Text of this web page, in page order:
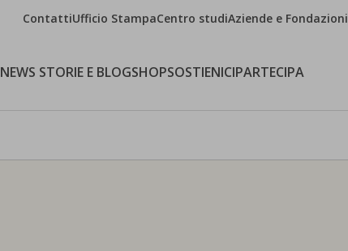
NEWS STORIE E BLOGSHOPSOSTIENICIPARTECIPA
ContattiUfficio StampaCentro studiAziende e Fondazioni